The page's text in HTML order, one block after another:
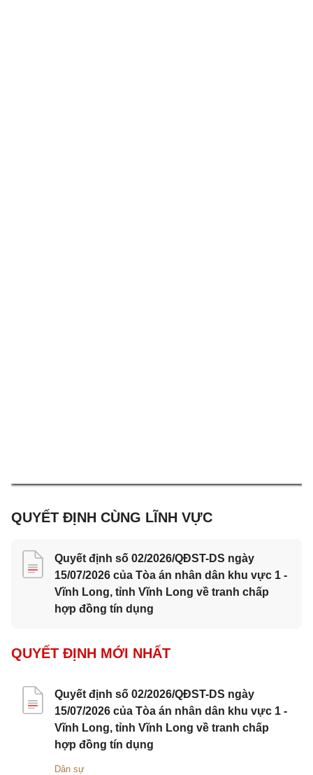
QUYẾT ĐỊNH CÙNG LĨNH VỰC
Quyết định số 02/2026/QĐST-DS ngày
15/07/2026 của Tòa án nhân dân khu vực 1 -
Vĩnh Long, tỉnh Vĩnh Long về tranh chấp
hợp đồng tín dụng
QUYẾT ĐỊNH MỚI NHẤT
Quyết định số 02/2026/QĐST-DS ngày
15/07/2026 của Tòa án nhân dân khu vực 1 -
Vĩnh Long, tỉnh Vĩnh Long về tranh chấp
hợp đồng tín dụng
Dân sự